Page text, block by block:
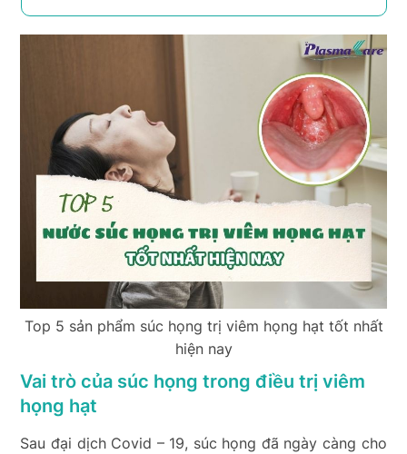
Top 5 sản phẩm súc họng trị viêm họng hạt tốt nhất
hiện nay
Vai trò của súc họng trong điều trị viêm
họng hạt
Sau đại dịch Covid – 19, súc họng đã ngày càng cho